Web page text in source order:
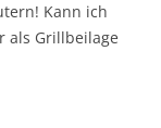
Kann ich
als Grillbeilage